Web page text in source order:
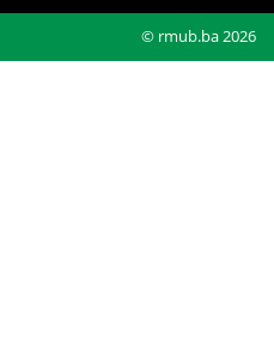
© rmub.ba 2026